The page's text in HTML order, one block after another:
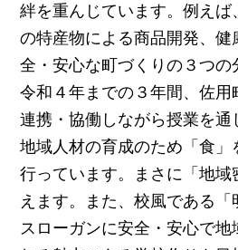
絆を重んじています。例えば
の特産物による商品開発、健
全・安心な町づくりの３つの
令和４年までの３年間、佐用
連携・協働しながら授業を通
地域人材の育成のため「食」
行っています。まさに「地
えます。また、校風である
スローガンに安全・安心で地